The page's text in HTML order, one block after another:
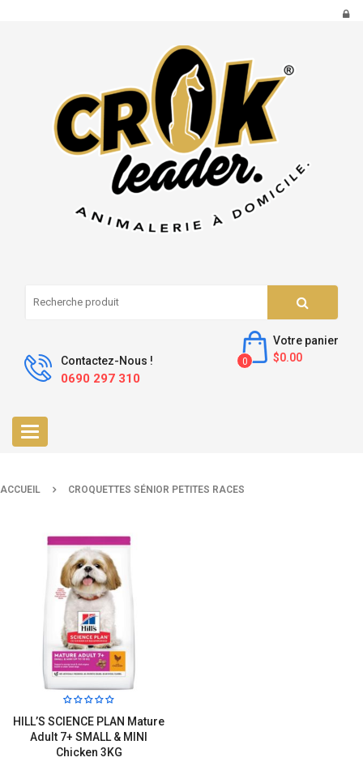
Contactez-Nous !
0690 297 310
Votre panier
$0.00
0
Toggle
navigation
ACCUEIL CROQUETTES SÉNIOR PETITES RACES
HILL’S SCIENCE PLAN Mature
Adult 7+ SMALL & MINI
Chicken 3KG